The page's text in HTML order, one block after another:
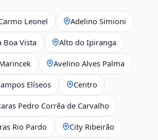
Leonel Adelino Simioni
Boa Vista Alto do Ipiranga
Avelino Alves Palma
Elíseos Centro
Pedro Corrêa de Carvalho
Rio Pardo City Ribeirão